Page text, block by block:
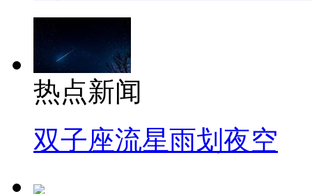
热点新闻
双子座流星雨划夜空